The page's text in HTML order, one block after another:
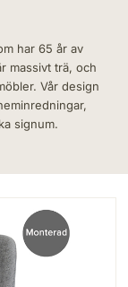
har 65 år av
massivt trä, och
Vår design
signum.